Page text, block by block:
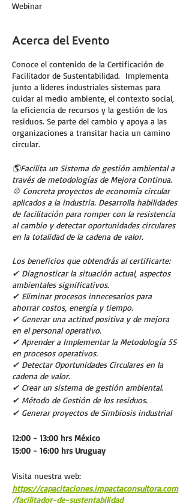
Webinar
Acerca del Evento
Conoce el contenido de la Certificación de
Facilitador de Sustentabilidad. Implementa
junto a lideres industriales sistemas para
cuidar al medio ambiente, el contexto social,
la eficiencia de recursos y la gestión de los
residuos. Se parte del cambio y apoya a las
organizaciones a transitar hacia un camino
circular.
🌎Facilita un Sistema de gestión ambiental a
través de metodologías de Mejora Continua.
💠 Concreta proyectos de economía circular
aplicados a la industria. Desarrolla habilidades
de facilitación para romper con la resistencia
al cambio y detectar oportunidades circulares
en la totalidad de la cadena de valor.
Los beneficios que obtendrás al certificarte:
✔ Diagnosticar la situación actual, aspectos
ambientales significativos.
✔ Eliminar procesos innecesarios para
ahorrar costos, energía y tiempo.
✔ Generar una actitud positiva y de mejora
en el personal operativo.
✔ Aprender a Implementar la Metodología 5S
en procesos operativos.
✔ Detectar Oportunidades Circulares en la
cadena de valor.
✔ Crear un sistema de gestión ambiental.
✔ Método de Gestión de los residuos.
✔ Generar proyectos de Simbiosis industrial
12:00 - 13:00 hrs México
15:00 - 16:00 hrs Uruguay
Visita nuestra web:
https://capacitaciones.impactaconsultora.com
/facilitador-de-sustentabilidad